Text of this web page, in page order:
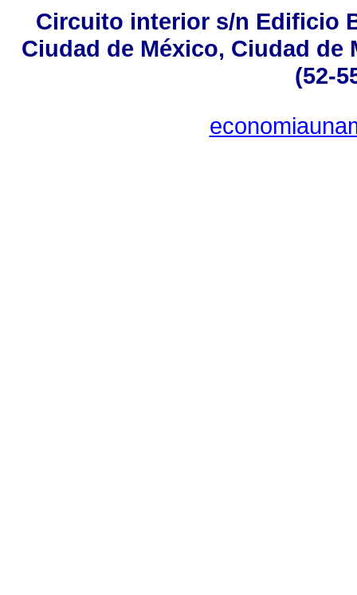
Circuito interior s/n Edificio
Ciudad de México, Ciudad de
(52-